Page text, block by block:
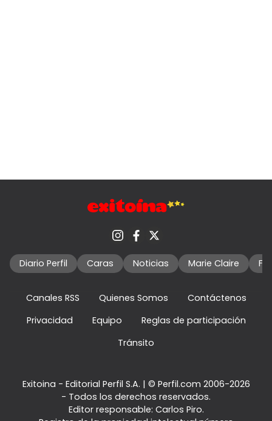
Diario Perfil Caras Noticias Marie Claire
Canales RSS Quienes Somos
Contáctenos
Privacidad
Equipo
Reglas de participación
Tránsito
Exitoina - Editorial Perfil S.A. | © Perfil.com 2006-2026
- Todos los derechos reservados.
Editor responsable: Carlos Piro.